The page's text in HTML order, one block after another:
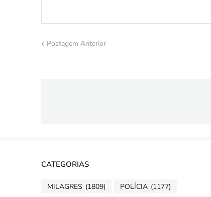
Postagem Anterior
CATEGORIAS
MILAGRES (1809) POLÍCIA (1177)